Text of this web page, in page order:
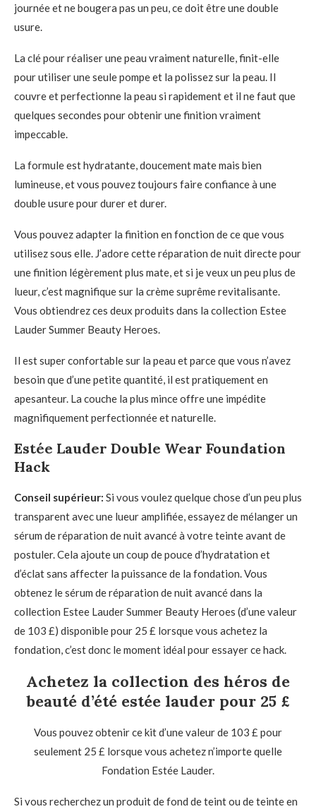
journée et ne bougera pas un peu, ce doit être une double
usure.
La clé pour réaliser une peau vraiment naturelle, finit-elle
pour utiliser une seule pompe et la polissez sur la peau. Il
couvre et perfectionne la peau si rapidement et il ne faut que
quelques secondes pour obtenir une finition vraiment
impeccable.
La formule est hydratante, doucement mate mais bien
lumineuse, et vous pouvez toujours faire confiance à une
double usure pour durer et durer.
Vous pouvez adapter la finition en fonction de ce que vous
utilisez sous elle. J’adore cette réparation de nuit directe pour
une finition légèrement plus mate, et si je veux un peu plus de
lueur, c’est magnifique sur la crème suprême revitalisante.
Vous obtiendrez ces deux produits dans la collection Estee
Lauder Summer Beauty Heroes.
Il est super confortable sur la peau et parce que vous n’avez
besoin que d’une petite quantité, il est pratiquement en
apesanteur. La couche la plus mince offre une impédite
magnifiquement perfectionnée et naturelle.
Estée Lauder Double Wear Foundation
Hack
Conseil supérieur: Si vous voulez quelque chose d’un peu plus
transparent avec une lueur amplifiée, essayez de mélanger un
sérum de réparation de nuit avancé à votre teinte avant de
postuler. Cela ajoute un coup de pouce d’hydratation et
d’éclat sans affecter la puissance de la fondation. Vous
obtenez le sérum de réparation de nuit avancé dans la
collection Estee Lauder Summer Beauty Heroes (d’une valeur
de 103 £) disponible pour 25 £ lorsque vous achetez la
fondation, c’est donc le moment idéal pour essayer ce hack.
Achetez la collection des héros de
beauté d’été estée lauder pour 25 £
Vous pouvez obtenir ce kit d’une valeur de 103 £ pour
seulement 25 £ lorsque vous achetez n’importe quelle
Fondation Estée Lauder.
Si vous recherchez un produit de fond de teint ou de teinte en